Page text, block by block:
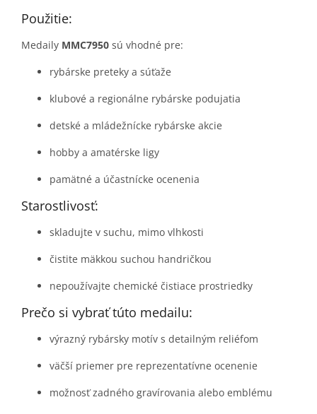
Použitie:
Medaily MMC7950 sú vhodné pre:
rybárske preteky a súťaže
klubové a regionálne rybárske podujatia
detské a mládežnícke rybárske akcie
hobby a amatérske ligy
pamätné a účastnícke ocenenia
Starostlivosť:
skladujte v suchu, mimo vlhkosti
čistite mäkkou suchou handričkou
nepoužívajte chemické čistiace prostriedky
Prečo si vybrať túto medailu:
výrazný rybársky motív s detailným reliéfom
väčší priemer pre reprezentatívne ocenenie
možnosť zadného gravírovania alebo emblému